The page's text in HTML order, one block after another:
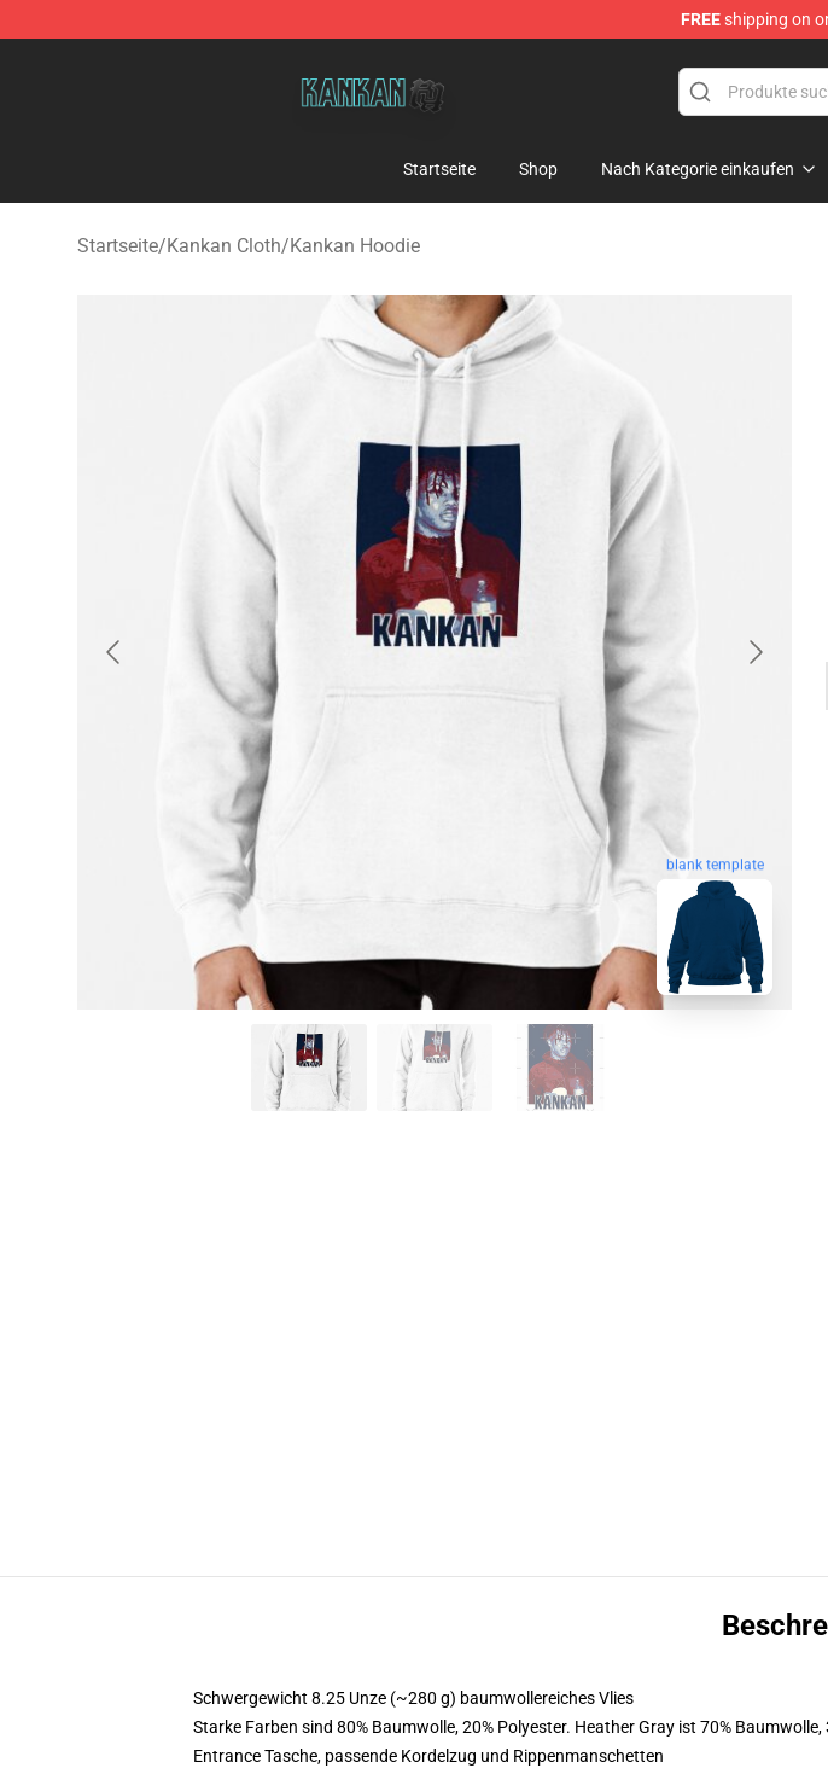
FREEshipping on
Startseite Shop Nach Kategorie einkaufen
Startseite/Kankan Cloth/Kankan Hoodie
blank template
Schwergewicht 8.25 Unze (~280 g) baumwollereiches Vlies
Starke Farben sind 80% Baumwolle, 20% Polyester. Heather Gray ist 70%
Entrance Tasche, passende Kordelzug und Rippenmanschetten